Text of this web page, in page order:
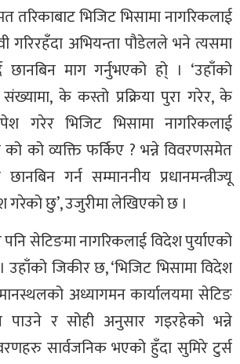
तरिकाबाट भिजिट भिसामा नागरिकलाई
गरिरहँदा अभियन्ता पौडेलले भने त्यसमा
माग गर्नुभएको हो् । ‘उहाँको
के कस्तो प्रक्रिया पुरा गरेर, के
गरेर भिजिट भिसामा नागरिकलाई
को व्यक्ति फर्किए ? भन्ने विवरणसमेत
गर्न सम्माननीय प्रधानमन्त्रीज्यू
गरेको छु’, उजुरीमा लेखिएको छ ।
सेटिङमा नागरिकलाई विदेश पुर्याएको
जिकीर छ, ‘भिजिट भिसामा विदेश
अध्यागमन कार्यालयमा सेटिङ
पाउने र सोही अनुसार गइरहेको भन्ने
सार्वजनिक भएको हुँदा सुमिरे टुर्स